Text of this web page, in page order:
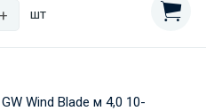
+ шт
Wind Blade м 4,0 10-